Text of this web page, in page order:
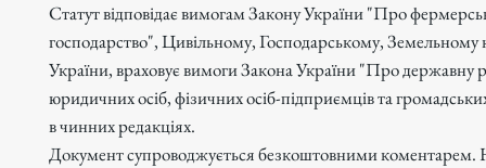
Статут відповідає вимогам Закону України "Про
господарство", Цивільному, Господарському, Земельному
України, враховує вимоги Закона України "Про державну
юридичних осіб, фізичних осіб-підприємців та
в чинних редакціях.
Документ супроводжується безкоштовними коментарем.